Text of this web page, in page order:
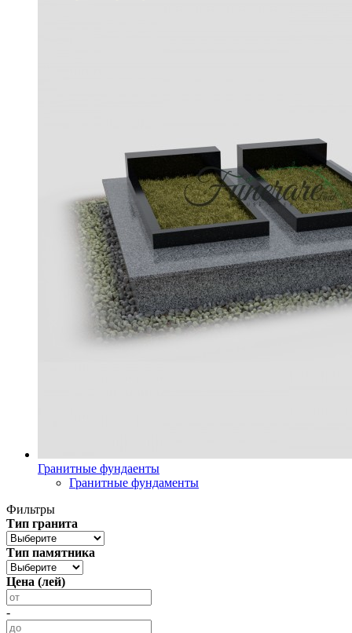
Гранитные фундаенты
Гранитные фундаменты
Фильтры
Тип гранита
Тип памятника
Цена (лей)
-